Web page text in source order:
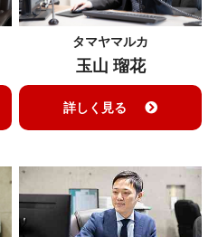
タマヤマルカ
玉山 瑠花
詳しく見る